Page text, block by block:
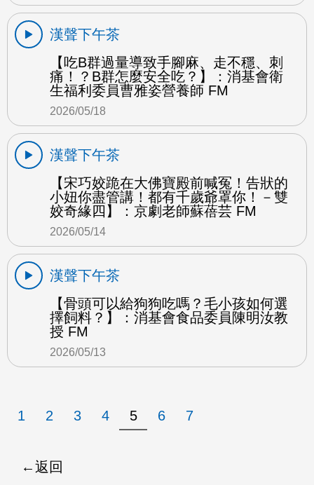
漢聲下午茶
【吃B群過量導致手腳麻、走不穩、刺
痛！？B群怎麼安全吃？】：消基會衛
生福利委員曹雅姿營養師 FM
2026/05/18
漢聲下午茶
【宋巧姣跪在大佛寶殿前喊冤！告狀的
小妞你盡管講！都有千歲爺罩你！－雙
姣奇緣四】：京劇老師蘇蓓芸 FM
2026/05/14
漢聲下午茶
【骨頭可以給狗狗吃嗎？毛小孩如何選
擇飼料？】：消基會食品委員陳明汝教
授 FM
2026/05/13
1 2 3 4 5 6 7
返回